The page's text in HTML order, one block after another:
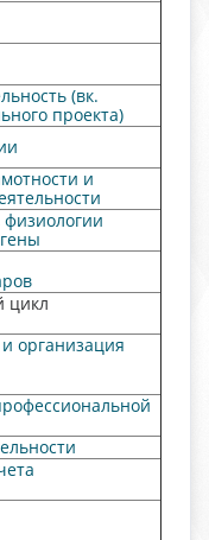
(вк.
проекта)
и
цикл
организация